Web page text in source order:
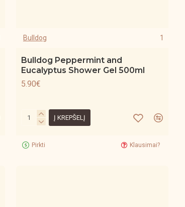
Bulldog 1
Bulldog Peppermint and
Eucalyptus Shower Gel 500ml
5.90€
Į KREPŠELĮ
Pirkti Klausimai?